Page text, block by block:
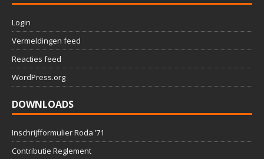
Login
Vermeldingen feed
Reacties feed
WordPress.org
DOWNLOADS
Inschrijfformulier Roda ’71
Contributie Reglement